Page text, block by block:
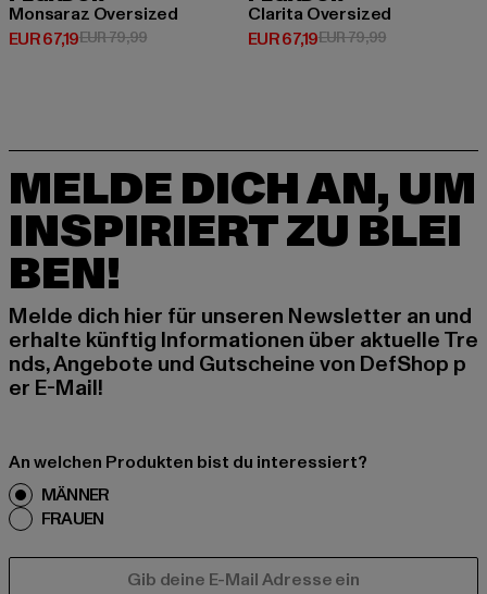
Monsaraz Oversized
EUR 67,19
Derzeitiger Preis: EUR 67,19
EUR 79,99Aktionspreis: EUR 79,99
Clarita Oversized
EUR 67,19
Derzeitiger Preis: EUR 67,19
EUR 79,99Aktionspreis:
MELDE DICH AN, UM
INSPIRIERT ZU BLEI
BEN!
Melde dich hier für unseren Newsletter an und
erhalte künftig Informationen über aktuelle Tre
nds, Angebote und Gutscheine von DefShop p
er E-Mail!
An welchen Produkten bist du interessiert?
MÄNNER
FRAUEN